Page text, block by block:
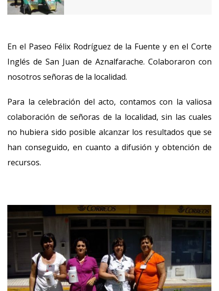
En el Paseo Félix Rodríguez de la Fuente y en el Corte
Inglés de San Juan de Aznalfarache. Colaboraron con
nosotros señoras de la localidad.
Para la celebración del acto, contamos con la valiosa
colaboración de señoras de la localidad, sin las cuales
no hubiera sido posible alcanzar los resultados que se
han conseguido, en cuanto a difusión y obtención de
recursos.